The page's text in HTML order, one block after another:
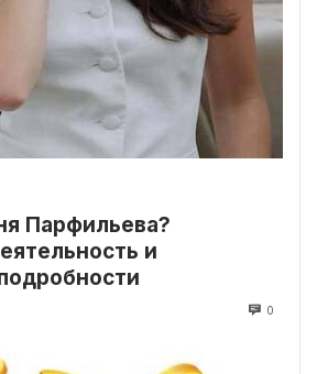
Парфильева?
и
0